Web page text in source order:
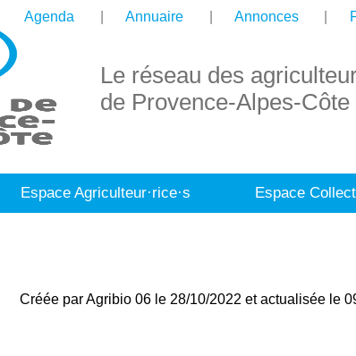
Agenda Annuaire Annonces
Le réseau des
de Provence-Alpes-Côte
Espace Agriculteur·rice·s Espace
Créée par Agribio 06 le 28/10/2022 et actualisée le